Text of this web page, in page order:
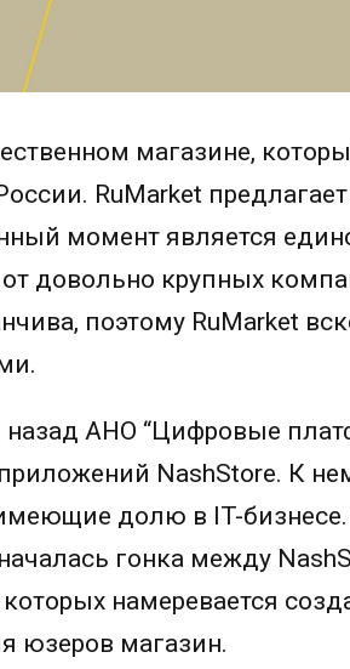
магазине,
RuMarket
момент является
довольно крупных
поэтому RuMarket
назад АНО “Цифровые
NashStore. К
долю в IT-
гонка между
намеревается
юзеров магазин.